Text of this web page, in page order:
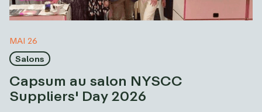
MAI 26
Salons
Capsum au salon NYSCC
Suppliers' Day 2026